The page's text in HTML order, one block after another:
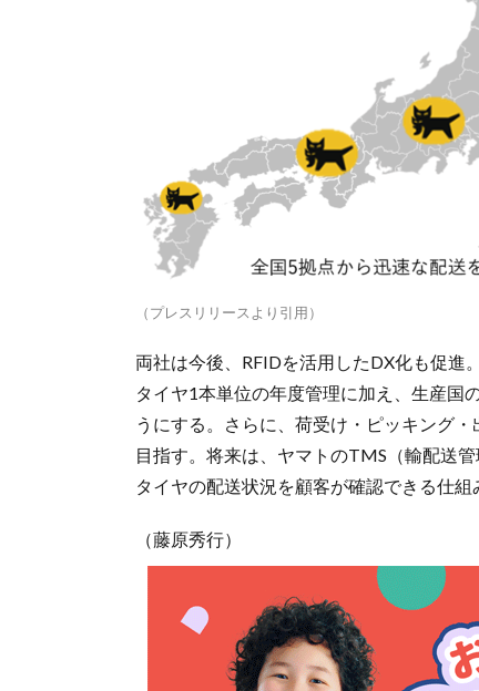
（プレスリリースより引用）
両社は今後、RFIDを活用したDX化も促進
タイヤ1本単位の年度管理に加え、生産国
うにする。さらに、荷受け・ピッキング
目指す。将来は、ヤマトのTMS（輸配送
タイヤの配送状況を顧客が確認できる仕組
（藤原秀行）